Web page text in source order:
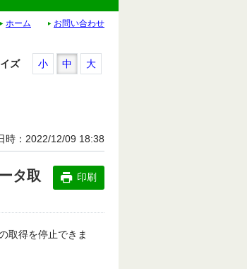
ホーム お問い合わせ
ズ 小 中 大
時 2022/12/09 18:38
タ取
印刷
取得を停止できま